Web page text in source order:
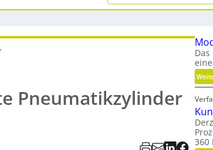
Pneumatikzylinder
360